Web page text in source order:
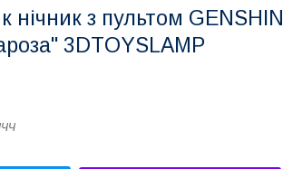
нічник з пультом GENSHIN
3DTOYSLAMP